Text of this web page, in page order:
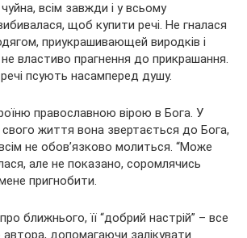
всім завжди і у всьому
щоб купити речі. Не гналася
приукрашивающей виродків і
не властиво прагнення до прикрашання.
псують насамперед душу.
православною вірою в Бога. У
свого життя вона звертається до Бога,
не обов’язково молиться. “Може
але не показано, соромлячись
пригнобити.
ближнього, її “добрий настрій” – все
допомагаючи залікувати